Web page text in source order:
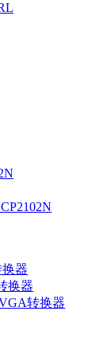
器
换器
转换器